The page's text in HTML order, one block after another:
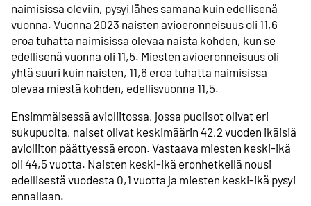
naimisissa oleviin, pysyi lähes samana kuin edellisenä
vuonna. Vuonna 2023 naisten avioeronneisuus oli 11,6
eroa tuhatta naimisissa olevaa naista kohden, kun se
edellisenä vuonna oli 11,5. Miesten avioeronneisuus oli
yhtä suuri kuin naisten, 11,6 eroa tuhatta naimisissa
olevaa miestä kohden, edellisvuonna 11,5.
Ensimmäisessä avioliitossa, jossa puolisot olivat eri
sukupuolta, naiset olivat keskimäärin 42,2 vuoden ikäisiä
avioliiton päättyessä eroon. Vastaava miesten keski-ikä
oli 44,5 vuotta. Naisten keski-ikä eronhetkellä nousi
edellisestä vuodesta 0,1 vuotta ja miesten keski-ikä pysyi
ennallaan.